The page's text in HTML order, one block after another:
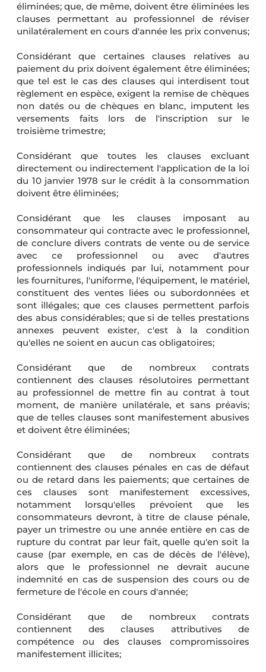
éliminées; que, de même, doivent être éliminées les
clauses permettant au professionnel de réviser
unilatéralement en cours d'année les prix convenus;
Considérant que certaines clauses relatives au
paiement du prix doivent également être éliminées;
que tel est le cas des clauses qui interdisent tout
règlement en espèce, exigent la remise de chèques
non datés ou de chèques en blanc, imputent les
versements faits lors de l'inscription sur le
troisième trimestre;
Considérant que toutes les clauses excluant
directement ou indirectement l'application de la loi
du 10 janvier 1978 sur le crédit à la consommation
doivent être éliminées;
Considérant que les clauses imposant au
consommateur qui contracte avec le professionnel,
de conclure divers contrats de vente ou de service
avec ce professionnel ou avec d'autres
professionnels indiqués par lui, notamment pour
les fournitures, l'uniforme, l'équipement, le matériel,
constituent des ventes liées ou subordonnées et
sont illégales; que ces clauses permettent parfois
des abus considérables; que si de telles prestations
annexes peuvent exister, c'est à la condition
qu'elles ne soient en aucun cas obligatoires;
Considérant que de nombreux contrats
contiennent des clauses résolutoires permettant
au professionnel de mettre fin au contrat à tout
moment, de manière unilatérale, et sans préavis;
que de telles clauses sont manifestement abusives
et doivent être éliminées;
Considérant que de nombreux contrats
contiennent des clauses pénales en cas de défaut
ou de retard dans les paiements; que certaines de
ces clauses sont manifestement excessives,
notamment lorsqu'elles prévoient que les
consommateurs devront, à titre de clause pénale,
payer un trimestre ou une année entière en cas de
rupture du contrat par leur fait, quelle qu'en soit la
cause (par exemple, en cas de décès de l'élève),
alors que le professionnel ne devrait aucune
indemnité en cas de suspension des cours ou de
fermeture de l'école en cours d'année;
Considérant que de nombreux contrats
contiennent des clauses attributives de
compétence ou des clauses compromissoires
manifestement illicites;